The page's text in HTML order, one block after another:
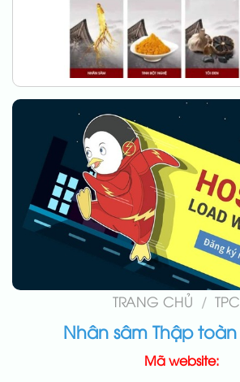
TRANG CHỦ /
Nhân sâm Thập
Mã website: